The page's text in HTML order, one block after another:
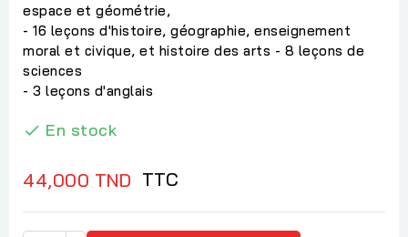
espace et géométrie,
- 16 leçons d'histoire, géographie, enseignement
moral et civique, et histoire des arts - 8 leçons de
sciences
- 3 leçons d'anglais
 En stock
44,000 TND TTC